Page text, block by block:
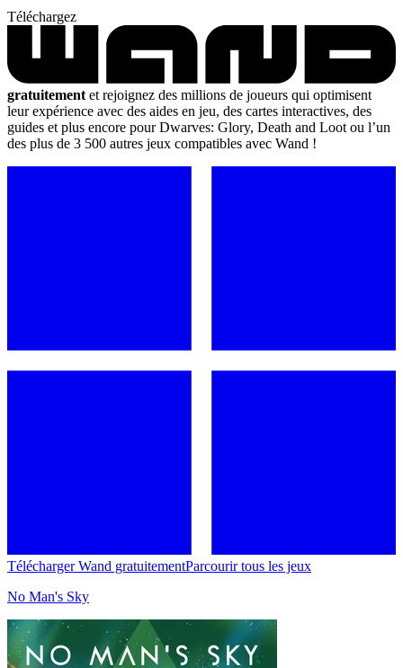
Téléchargez
gratuitement et rejoignez des millions de joueurs qui optimisent
leur expérience avec des aides en jeu, des cartes interactives, des
guides et plus encore pour Dwarves: Glory, Death and Loot ou l’un
des plus de 3 500 autres jeux compatibles avec Wand !
Télécharger Wand gratuitementParcourir tous les jeux
No Man's Sky